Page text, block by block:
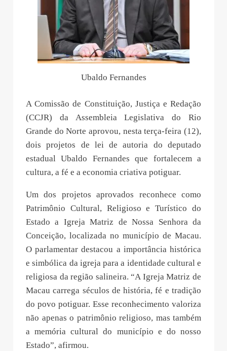
Ubaldo Fernandes
A Comissão de Constituição, Justiça e Redação
(CCJR) da Assembleia Legislativa do Rio
Grande do Norte aprovou, nesta terça-feira (12),
dois projetos de lei de autoria do deputado
estadual Ubaldo Fernandes que fortalecem a
cultura, a fé e a economia criativa potiguar.
Um dos projetos aprovados reconhece como
Patrimônio Cultural, Religioso e Turístico do
Estado a Igreja Matriz de Nossa Senhora da
Conceição, localizada no município de Macau.
O parlamentar destacou a importância histórica
e simbólica da igreja para a identidade cultural e
religiosa da região salineira. “A Igreja Matriz de
Macau carrega séculos de história, fé e tradição
do povo potiguar. Esse reconhecimento valoriza
não apenas o patrimônio religioso, mas também
a memória cultural do município e do nosso
Estado”, afirmou.